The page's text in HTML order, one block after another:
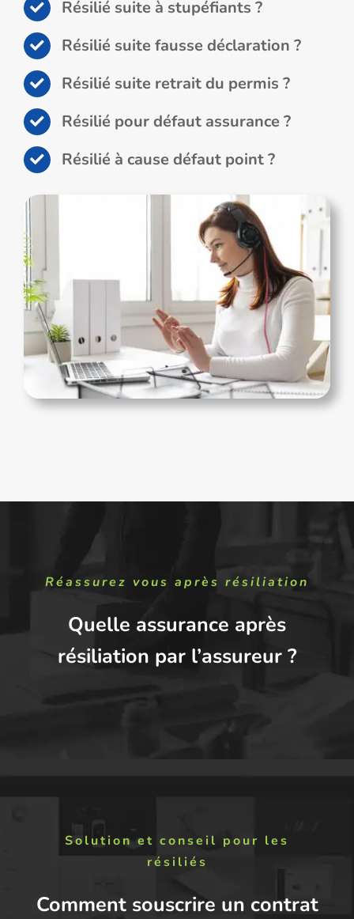
Résilié suite à stupéfiants ?
Résilié suite fausse déclaration ?
Résilié suite retrait du permis ?
Résilié pour défaut assurance ?
Résilié à cause défaut point ?
Réassurez vous après résiliation
Quelle assurance après
résiliation par l’assureur ?
Solution et conseil pour les
résiliés
Comment souscrire un contrat